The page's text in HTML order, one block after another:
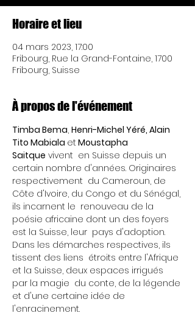
Horaire et lieu
04 mars 2023, 17:00
Fribourg, Rue la Grand-Fontaine, 1700
Fribourg, Suisse
À propos de l'événement
Timba Bema, Henri-Michel Yéré, Alain
Tito Mabiala et Moustapha
Saitque vivent  en Suisse depuis un
certain nombre d'années. Originaires
respectivement  du Cameroun, de
Côte d'Ivoire, du Congo et du Sénégal,
ils incarnent le  renouveau de la
poésie africaine dont un des foyers
est la Suisse, leur  pays d'adoption.
Dans les démarches respectives, ils
tissent des liens  étroits entre l'Afrique
et la Suisse, deux espaces irrigués
par la magie  du conte, de la légende
et d'une certaine idée de
l'enracinement.